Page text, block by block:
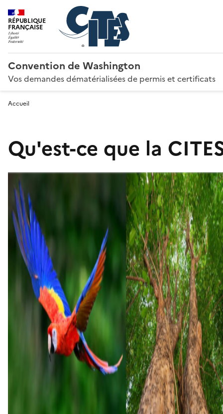
RÉPUBLIQUE
FRANÇAISE
Convention de Washington
Vos demandes dématérialisées de permis et certificats
Accueil
Qu'est-ce que la